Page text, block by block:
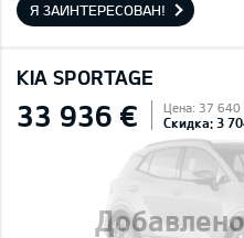
Я ЗАИНТЕРЕСОВАН!
KIA SPORTAGE
33 936 € Цена: 37 640
Скидка: 3